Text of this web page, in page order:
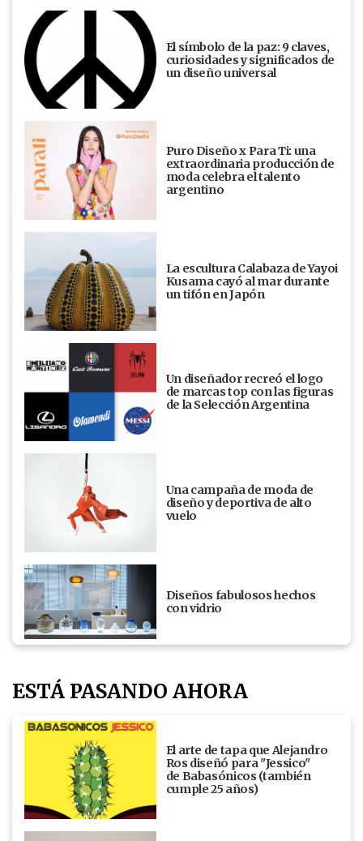
El símbolo de la paz: 9 claves,
curiosidades y significados de
un diseño universal
Puro Diseño x Para Ti: una
extraordinaria producción de
moda celebra el talento
argentino
La escultura Calabaza de Yayoi
Kusama cayó al mar durante
un tifón en Japón
Un diseñador recreó el logo
de marcas top con las figuras
de la Selección Argentina
Una campaña de moda de
diseño y deportiva de alto
vuelo
Diseños fabulosos hechos
con vidrio
ESTÁ PASANDO AHORA
El arte de tapa que Alejandro
Ros diseñó para "Jessico"
de Babasónicos (también
cumple 25 años)